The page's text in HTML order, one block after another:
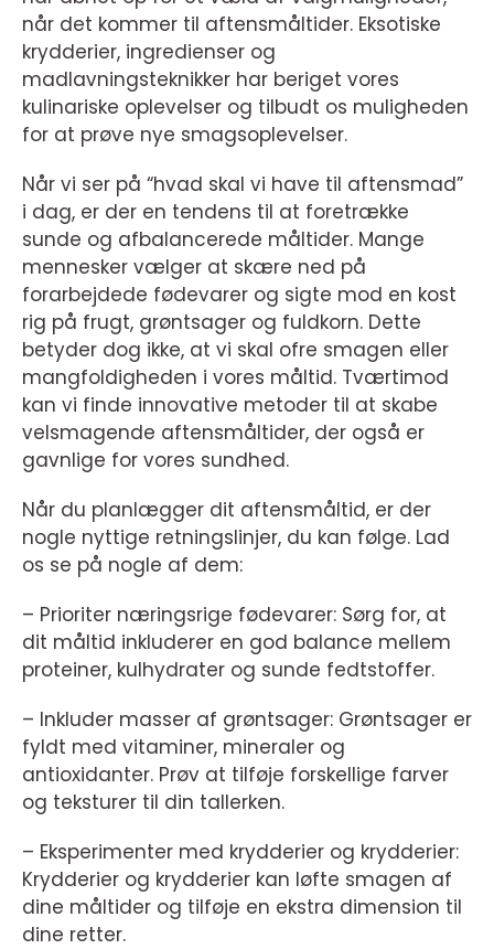
når det kommer til aftensmåltider. Eksotiske
krydderier, ingredienser og
madlavningsteknikker har beriget vores
kulinariske oplevelser og tilbudt os muligheden
for at prøve nye smagsoplevelser.
Når vi ser på “hvad skal vi have til aftensmad”
i dag, er der en tendens til at foretrække
sunde og afbalancerede måltider. Mange
mennesker vælger at skære ned på
forarbejdede fødevarer og sigte mod en kost
rig på frugt, grøntsager og fuldkorn. Dette
betyder dog ikke, at vi skal ofre smagen eller
mangfoldigheden i vores måltid. Tværtimod
kan vi finde innovative metoder til at skabe
velsmagende aftensmåltider, der også er
gavnlige for vores sundhed.
Når du planlægger dit aftensmåltid, er der
nogle nyttige retningslinjer, du kan følge. Lad
os se på nogle af dem:
– Prioriter næringsrige fødevarer: Sørg for, at
dit måltid inkluderer en god balance mellem
proteiner, kulhydrater og sunde fedtstoffer.
– Inkluder masser af grøntsager: Grøntsager er
fyldt med vitaminer, mineraler og
antioxidanter. Prøv at tilføje forskellige farver
og teksturer til din tallerken.
– Eksperimenter med krydderier og krydderier:
Krydderier og krydderier kan løfte smagen af
dine måltider og tilføje en ekstra dimension til
dine retter.